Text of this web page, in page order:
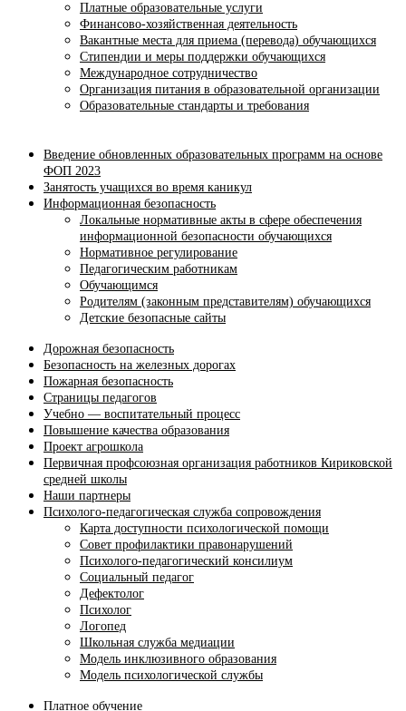
Платные образовательные услуги
Финансово-хозяйственная деятельность
Вакантные места для приема (перевода) обучающихся
Стипендии и меры поддержки обучающихся
Международное сотрудничество
Организация питания в образовательной организации
Образовательные стандарты и требования
Введение обновленных образовательных программ на основе
ФОП 2023
Занятость учащихся во время каникул
Информационная безопасность
Локальные нормативные акты в сфере обеспечения
информационной безопасности обучающихся
Нормативное регулирование
Педагогическим работникам
Обучающимся
Родителям (законным представителям) обучающихся
Детские безопасные сайты
Дорожная безопасность
Безопасность на железных дорогах
Пожарная безопасность
Страницы педагогов
Учебно — воспитательный процесс
Повышение качества образования
Проект агрошкола
Первичная профсоюзная организация работников Кириковской
средней школы
Наши партнеры
Психолого-педагогическая служба сопровождения
Карта доступности психологической помощи
Совет профилактики правонарушений
Психолого-педагогический консилиум
Социальный педагог
Дефектолог
Психолог
Логопед
Школьная служба медиации
Модель инклюзивного образования
Модель психологической службы
Платное обучение